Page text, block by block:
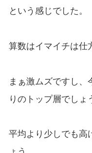
という感じでした。
算数はイマイチは仕
まぁ激ムズですし、
りのトップ層でしょ
平均より少しでも高